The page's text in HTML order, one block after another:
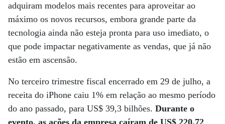
adquiram modelos mais recentes para aproveitar ao
máximo os novos recursos, embora grande parte da
tecnologia ainda não esteja pronta para uso imediato, o
que pode impactar negativamente as vendas, que já não
estão em ascensão.
No terceiro trimestre fiscal encerrado em 29 de julho, a
receita do iPhone caiu 1% em relação ao mesmo período
do ano passado, para US$ 39,3 bilhões. Durante o
evento, as ações da empresa caíram de US$ 220,72